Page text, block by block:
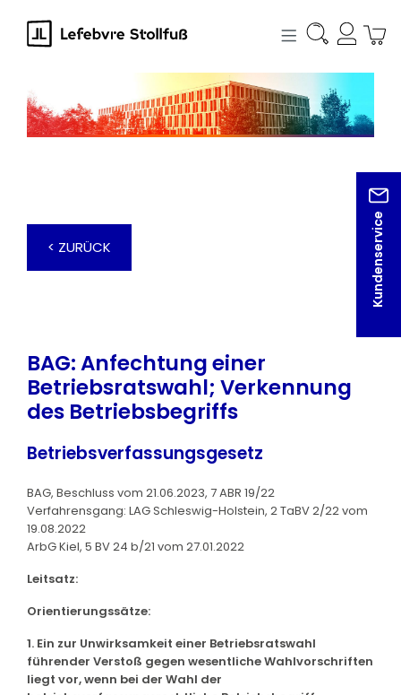
springen
Kundenservice
< ZURÜCK
BAG: Anfechtung einer
Betriebsratswahl; Verkennung
des Betriebsbegriffs
Betriebsverfassungsgesetz
BAG, Beschluss vom 21.06.2023, 7 ABR 19/22
Verfahrensgang: LAG Schleswig-Holstein, 2 TaBV 2/22 vom
19.08.2022
ArbG Kiel, 5 BV 24 b/21 vom 27.01.2022
Leitsatz:
Orientierungssätze:
1. Ein zur Unwirksamkeit einer Betriebsratswahl
führender Verstoß gegen wesentliche Wahlvorschriften
liegt vor, wenn bei der Wahl der